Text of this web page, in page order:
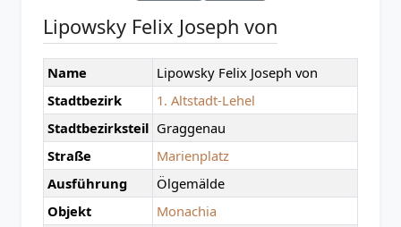
Lipowsky Felix Joseph von
Name
Lipowsky Felix Joseph von
Stadtbezirk
1. Altstadt-Lehel
Stadtbezirksteil Graggenau
Straße
Marienplatz
Ausführung
Ölgemälde
Objekt
Monachia